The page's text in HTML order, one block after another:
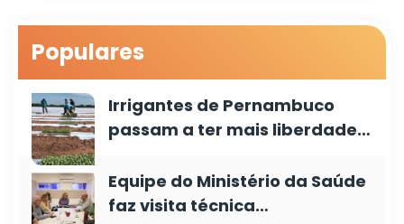
Populares
Irrigantes de Pernambuco
passam a ter mais liberdade…
Equipe do Ministério da Saúde
faz visita técnica…